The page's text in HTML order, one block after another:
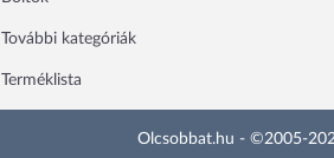
További kategóriák
Terméklista
Olcsobbat.hu - ©2005-